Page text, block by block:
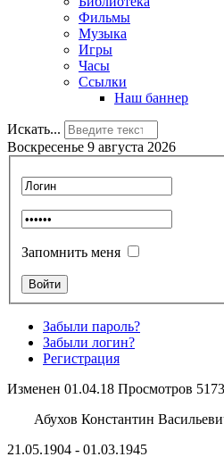
Фильмы
Музыка
Игры
Часы
Ссылки
Наш баннер
Искать...
Воскресенье 9 августа 2026
Запомнить меня
Забыли пароль?
Забыли логин?
Регистрация
Изменен 01.04.18 Просмотров 5173
Абухов Константин
21.05.1904 - 01.03.1945